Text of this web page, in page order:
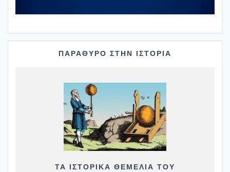
ΠΑΡΑΘΥΡΟ ΣΤΗΝ ΙΣΤΟΡΙΑ
ΤΑ ΙΣΤΟΡΙΚΆ ΘΕΜΈΛΙΑ ΤΟΥ